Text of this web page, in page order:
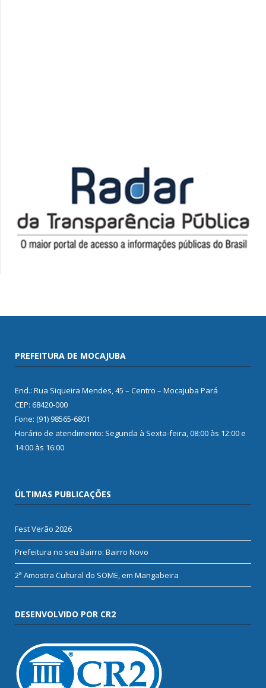
PREFEITURA DE MOCAJUBA
End.: Rua Siqueira Mendes, 45 – Centro – Mocajuba Pará
CEP: 68420-000
Fone: (91) 98565-6801
Horário de atendimento: Segunda à Sexta-feira, 08:00 às 12:00 e
14:00 às 16:00
ÚLTIMAS PUBLICAÇÕES
Fest Verão 2026
Prefeitura no seu Bairro: Bairro Novo
2ª Amostra Cultural do SOME, em Mangabeira
DESENVOLVIDO POR CR2